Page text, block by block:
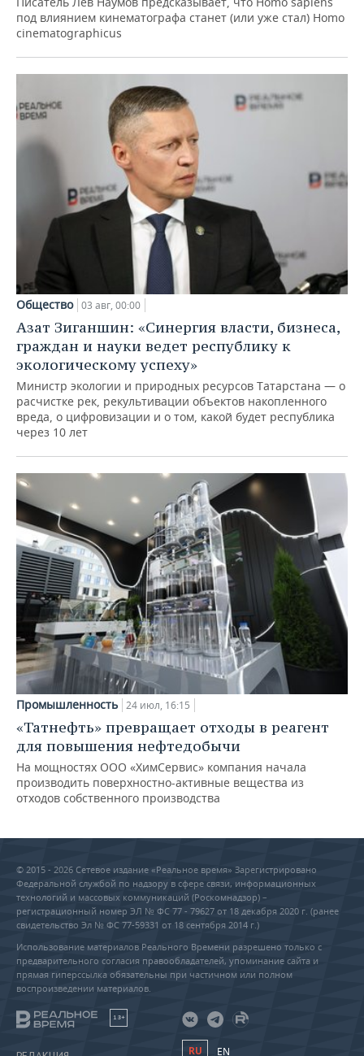
под влиянием кинематографа станет (или уже стал) Homo
cinematographicus
Общество 03 авг, 00:00
Азат Зиганшин: «Синергия власти, бизнеса,
граждан и науки ведет республику к
экологическому успеху»
Министр экологии и природных ресурсов Татарстана — о
расчистке рек, рекультивации объектов накопленного
вреда, о цифровизации и о том, какой будет республика
через 10 лет
Промышленность 24 июл, 16:15
«Татнефть» превращает отходы в реагент
для повышения нефтедобычи
На мощностях ООО «ХимСервис» компания начала
производить поверхностно-активные вещества из
отходов собственного производства
© 2015 - 2026 Сетевое издание «Реальное время» Зарегистрировано
Федеральной службой по надзору в сфере связи, информационных
технологий и массовых коммуникаций (Роскомнадзор) –
регистрационный номер ЭЛ № ФС 77 - 79627 от 18 декабря 2020 г. (ранее
свидетельство Эл № ФС 77-59331 от 18 сентября 2014 г.)
Использование материалов Реального Времени разрешено только с
предварительного согласия правообладателей, упоминание сайта и
прямая гиперссылка обязательны при частичном или полном
воспроизведении материалов.
18+
RU EN